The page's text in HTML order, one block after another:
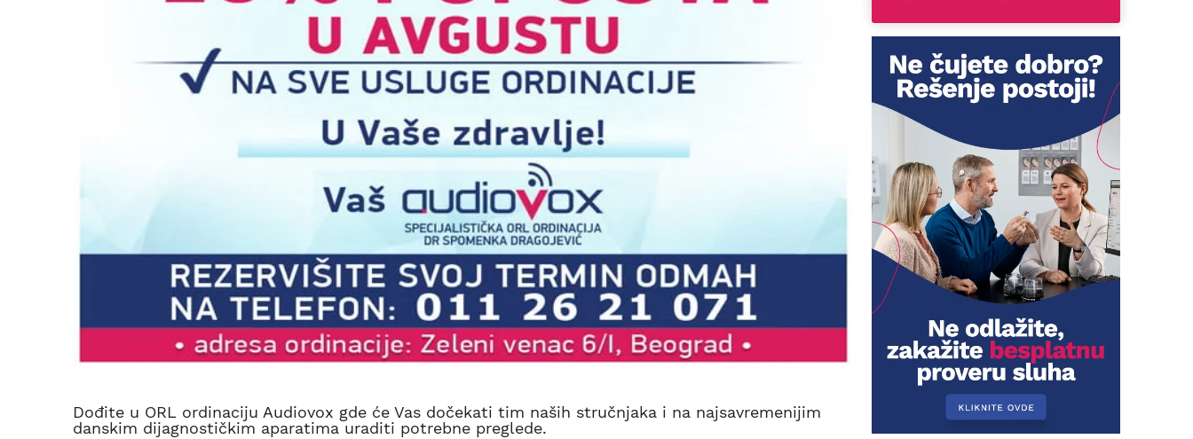
Dođite u ORL ordinaciju Audiovox gde će Vas dočekati tim naših stručnjaka i na najsavremenijim
danskim dijagnostičkim aparatima uraditi potrebne preglede.